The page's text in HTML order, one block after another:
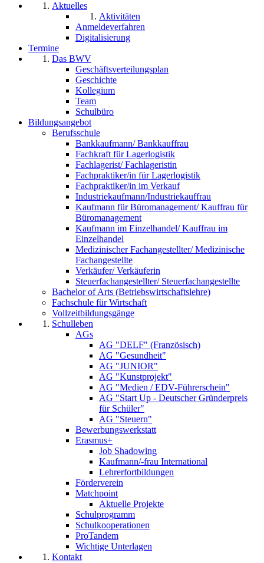
Aktuelles
Aktivitäten
Anmeldeverfahren
Digitalisierung
Termine
Das BWV
Geschäftsverteilungsplan
Geschichte
Kollegium
Team
Schulbüro
Bildungsangebot
Berufsschule
Bankkaufmann/ Bankkauffrau
Fachkraft für Lagerlogistik
Fachlagerist/ Fachlageristin
Fachpraktiker/in für Lagerlogistik
Fachpraktiker/in im Verkauf
Industriekaufmann/Industriekauffrau
Kaufmann für Büromanagement/ Kauffrau für
Büromanagement
Kaufmann im Einzelhandel/ Kauffrau im
Einzelhandel
Medizinischer Fachangestellter/ Medizinische
Fachangestellte
Verkäufer/ Verkäuferin
Steuerfachangestellter/ Steuerfachangestellte
Bachelor of Arts (Betriebswirtschaftslehre)
Fachschule für Wirtschaft
Vollzeitbildungsgänge
Schulleben
AGs
AG "DELF" (Französisch)
AG "Gesundheit"
AG "JUNIOR"
AG "Kunstprojekt"
AG "Medien / EDV-Führerschein"
AG "Start Up - Deutscher Gründerpreis
für Schüler"
AG "Steuern"
Bewerbungswerkstatt
Erasmus+
Job Shadowing
Kaufmann/-frau International
Lehrerfortbildungen
Förderverein
Matchpoint
Aktuelle Projekte
Schulprogramm
Schulkooperationen
ProTandem
Wichtige Unterlagen
Kontakt